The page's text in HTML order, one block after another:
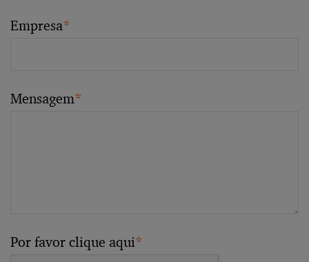
Empresa*
Mensagem*
Por favor clique aqui*